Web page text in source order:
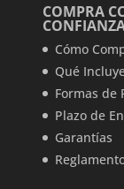
COMPRA
Cómo
Qué
Formas de
Plazo de
Garantías